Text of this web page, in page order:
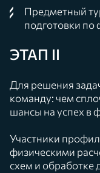
Предметный
подготовки по
ЭТАП II
Для решения
команду: чем
шансы на успех в
Участники
физическими
схем и обработке